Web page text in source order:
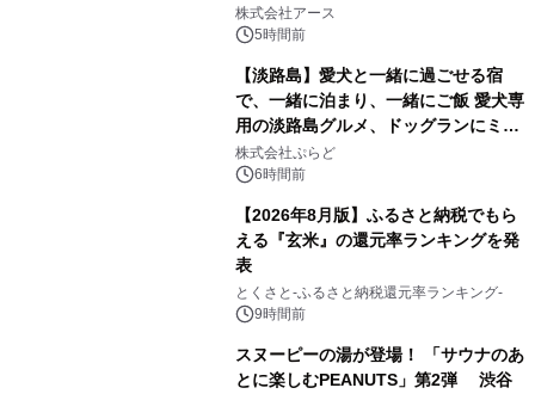
事例を株式会社アースが公開
株式会社アース
5時間前
【淡路島】愛犬と一緒に過ごせる宿
で、一緒に泊まり、一緒にご飯 愛犬専
用の淡路島グルメ、ドッグランにミニ
プール グランピングとトレーラーハウ
スの2施設で
株式会社ぷらど
6時間前
【2026年8月版】ふるさと納税でもら
える『玄米』の還元率ランキングを発
表
とくさと-ふるさと納税還元率ランキング-
9時間前
スヌーピーの湯が登場！ 「サウナのあ
とに楽しむPEANUTS」第2弾 渋谷